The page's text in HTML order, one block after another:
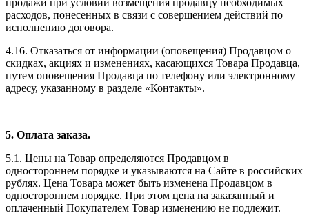
расходов, понесенных в связи с совершением действий по
исполнению договора.
4.16. Отказаться от информации (оповещения) Продавцом о
скидках, акциях и изменениях, касающихся Товара Продавца,
путем оповещения Продавца по телефону или электронному
адресу, указанному в разделе «Контакты».
5. Оплата заказа.
5.1. Цены на Товар определяются Продавцом в
одностороннем порядке и указываются на Сайте в российских
рублях. Цена Товара может быть изменена Продавцом в
одностороннем порядке. При этом цена на заказанный и
оплаченный Покупателем Товар изменению не подлежит.